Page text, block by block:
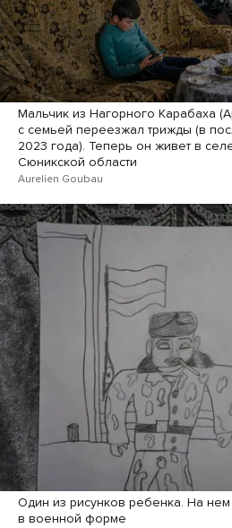
Мальчик из Нагорного Карабаха
с семьей переезжал трижды (в
2023 года). Теперь он живет в
Сюникской области
Aurelien Goubau
Один из рисунков ребенка. На
в военной форме